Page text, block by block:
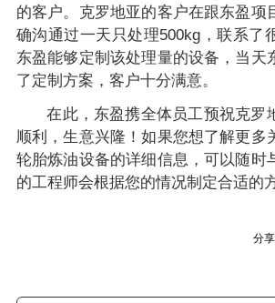
的客户。克罗地亚的客户在跟东盈项
确沟通过一天只处理500kg，联系了
东盈能够定制该处理量的设备，当天
了定制方案，客户十分满意。
在此，东盈携全体员工预祝克罗
顺利，生意兴隆！如果您想了解更多
轮胎炼油设备的详细信息，可以随时
的工程师会根据您的情况制定合适的
分享